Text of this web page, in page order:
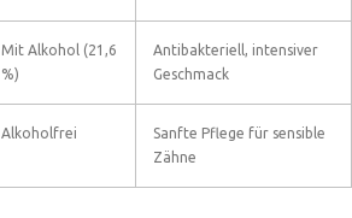
Mit Alkohol (21,6
%)
Antibakteriell, intensiver
Geschmack
Alkoholfrei
Sanfte Pflege für sensible
Zähne